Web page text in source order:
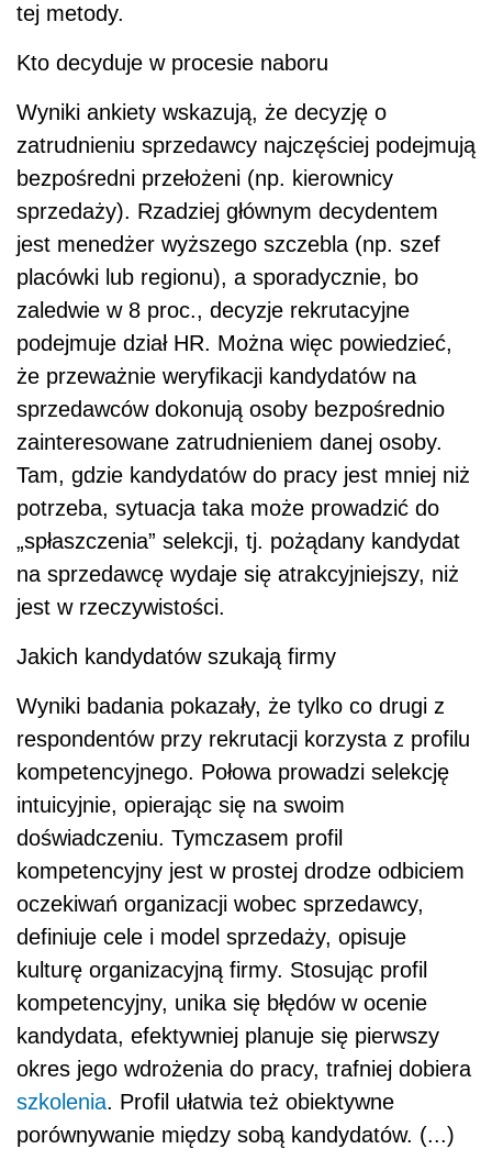
tej metody.
Kto decyduje w procesie naboru
Wyniki ankiety wskazują, że decyzję o
zatrudnieniu sprzedawcy najczęściej podejmują
bezpośredni przełożeni (np. kierownicy
sprzedaży). Rzadziej głównym decydentem
jest menedżer wyższego szczebla (np. szef
placówki lub regionu), a sporadycznie, bo
zaledwie w 8 proc., decyzje rekrutacyjne
podejmuje dział HR. Można więc powiedzieć,
że przeważnie weryfikacji kandydatów na
sprzedawców dokonują osoby bezpośrednio
zainteresowane zatrudnieniem danej osoby.
Tam, gdzie kandydatów do pracy jest mniej niż
potrzeba, sytuacja taka może prowadzić do
„spłaszczenia” selekcji, tj. pożądany kandydat
na sprzedawcę wydaje się atrakcyjniejszy, niż
jest w rzeczywistości.
Jakich kandydatów szukają firmy
Wyniki badania pokazały, że tylko co drugi z
respondentów przy rekrutacji korzysta z profilu
kompetencyjnego. Połowa prowadzi selekcję
intuicyjnie, opierając się na swoim
doświadczeniu. Tymczasem profil
kompetencyjny jest w prostej drodze odbiciem
oczekiwań organizacji wobec sprzedawcy,
definiuje cele i model sprzedaży, opisuje
kulturę organizacyjną firmy. Stosując profil
kompetencyjny, unika się błędów w ocenie
kandydata, efektywniej planuje się pierwszy
okres jego wdrożenia do pracy, trafniej dobiera
szkolenia. Profil ułatwia też obiektywne
porównywanie między sobą kandydatów. (...)